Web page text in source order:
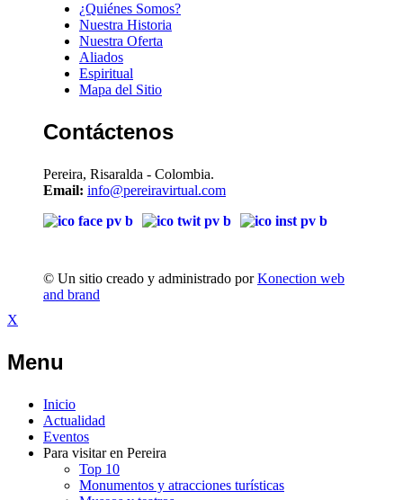
¿Quiénes Somos?
Nuestra Historia
Nuestra Oferta
Aliados
Espiritual
Mapa del Sitio
Contáctenos
Pereira, Risaralda - Colombia.
Email: info@pereiravirtual.com
© Un sitio creado y administrado porKonection web
and brand
X
Menu
Inicio
Actualidad
Eventos
Para visitar en Pereira
Top 10
Monumentos y atracciones turísticas